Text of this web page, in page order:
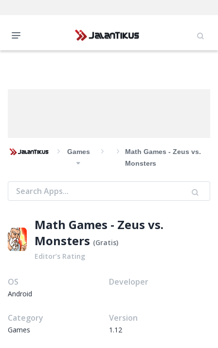
Games
Math Games - Zeus vs.
Monsters
Math Games - Zeus vs.
Monsters (Gratis)
Editor’s Rating
OS
Android
Developer
Category
Games
Version
1.12